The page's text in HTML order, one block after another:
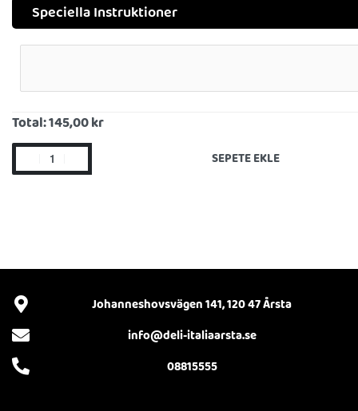
Speciella Instruktioner
Total:145,00 kr
SEPETE EKLE
Johanneshovsvägen 141, 120 47 Årsta
info@deli-italiaarsta.se
08815555